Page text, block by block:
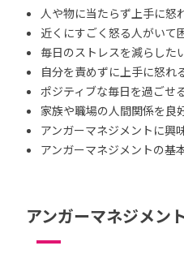
人や物に当たらず上手に怒
近くにすごく怒る人がいて
毎日のストレスを減らした
自分を責めずに上手に怒れ
ポジティブな毎日を過ごせ
家族や職場の人間関係を良
アンガーマネジメントに興
アンガーマネジメントの
アンガーマネジメン